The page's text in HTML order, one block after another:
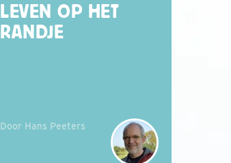
LEVEN OP HET
RANDJE
Door Hans Peeters